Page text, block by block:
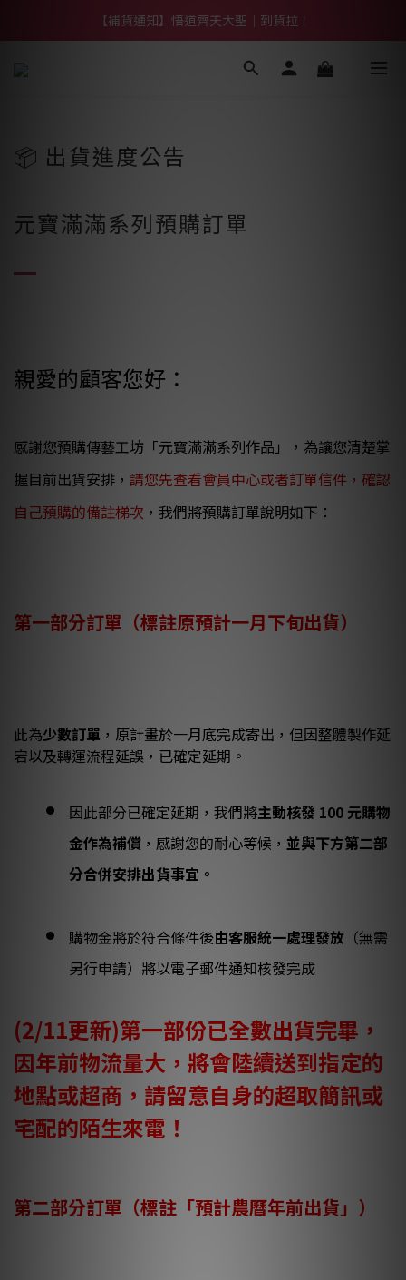
【熱門】馬上有系列！四種寶物幫你財運「轉」進來
【補貨通知】悟道齊天大聖｜到貨拉！
【熱門】馬上有系列！四種寶物幫你財運「轉」進來
📦 出貨進度公告
元寶滿滿系列預購訂單
親愛的顧客您好：
感謝您預購傳藝工坊「元寶滿滿系列作品」， 為讓您清楚掌
握目前出貨安排， 請您先查看會員中心或者訂單信件，確認
自己預購的備註梯次 ， 我們將預購訂單說明如下：
第一部分訂單（標註原預計一月下旬出貨）
此為少數訂單 ，原計畫於一月底完成寄出，但因整體製作延
宕以及轉運流程延誤，已確定延期。
因此部分已確定延期，我們將主動核發 100 元購物
金作為補償 ，感謝您的耐心等候， 並與下方第二部
分合併安排出貨事宜。
購物金將於符合條件後由客服統一處理發放 （無需
另行申請）將以電子郵件通知核發完成
(2/11更新)第一部份已全數出貨完畢，
因年前物流量大，將會陸續送到指定的
地點或超商，請留意自身的超取簡訊或
宅配的陌生來電！
第二部分訂單（標註「預計農曆年前出貨」）